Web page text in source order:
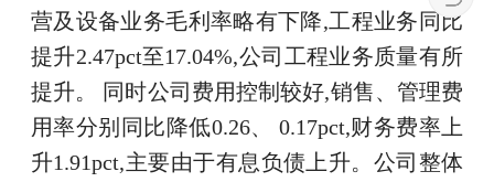
营及设备业务毛利率略有下降,工程业务同比
提升2.47pct至17.04%,公司工程业务质量有所
提升。 同时公司费用控制较好,销售、管理费
用率分别同比降低0.26、 0.17pct,财务费率上
升1.91pct,主要由于有息负债上升。公司整体